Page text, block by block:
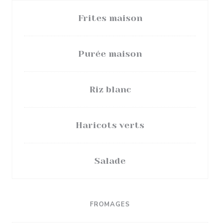
Frites maison
Purée maison
Riz blanc
Haricots verts
Salade
FROMAGES